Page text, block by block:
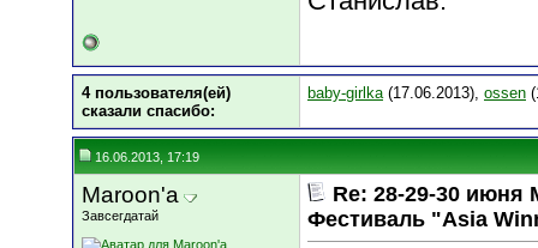
4 пользователя(ей)
сказали cпасибо:
baby-girlka(17.06.2013), ossen
16.06.2013, 17:19
Maroon'a
Завсегдатай
Re: 28-29-30 июня
Фестиваль "Asia